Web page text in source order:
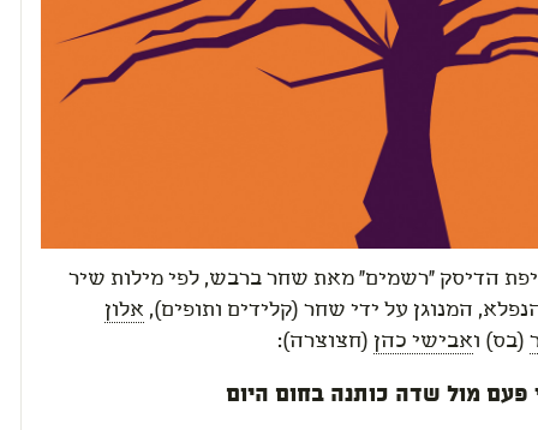
הדיסק "רשמים" מאת שחר ברבש, לפי מילות שיר
המנוגן על ידי שחר (קלידים ותופים), אלון
(בס) ואבישי כהן (חצוצרה):
פעם מול שדה כותנה בחום היום